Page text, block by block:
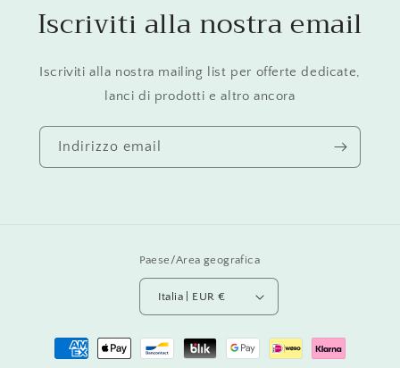
Iscriviti alla nostra email
Iscriviti alla nostra mailing list per offerte dedicate,
lanci di prodotti e altro ancora
Indirizzo email
Paese/Area geografica
Italia | EUR €
Metodi